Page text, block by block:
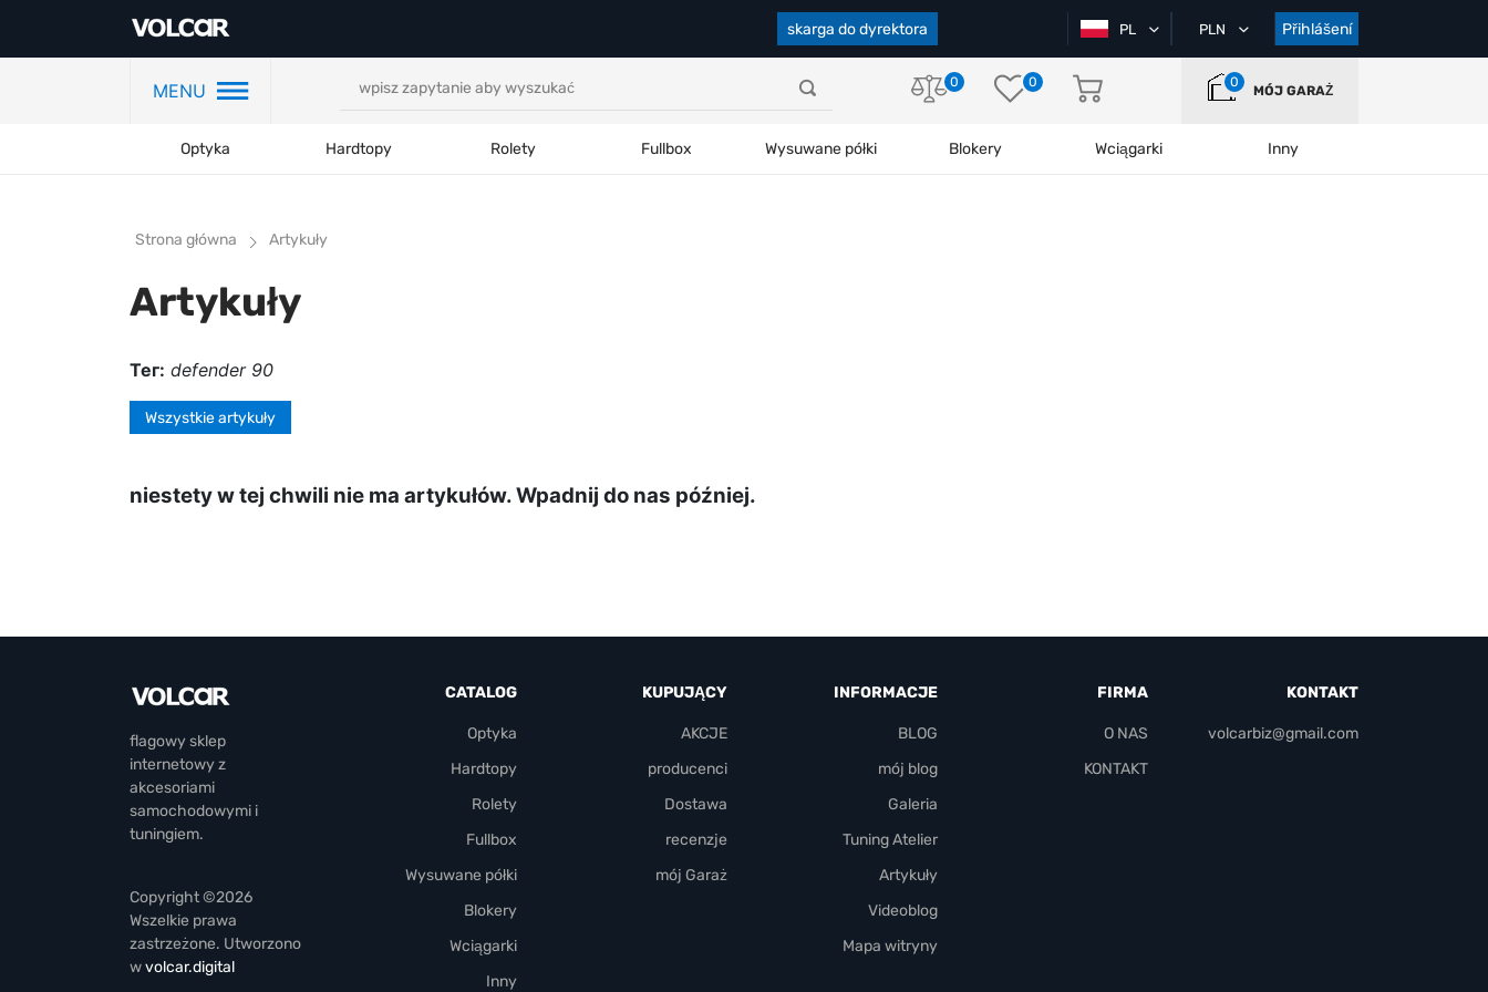
skarga do dyrektora PL PLN Přihlášení
MENU 0 0 0
MÓJ GARAŻ
Optyka Hardtopy Rolety Fullbox Wysuwane półki Blokery Wciągarki Inny
Strona główna Artykuły
Artykuły
Тег: defender 90
Wszystkie artykuły
niestety w tej chwili nie ma artykułów. Wpadnij do nas później.
flagowy sklep
internetowy z
akcesoriami
samochodowymi i
tuningiem.
Copyright ©2026
Wszelkie prawa
zastrzeżone. Utworzono
wvolcar.digital
CATALOG
Optyka
Hardtopy
Rolety
Fullbox
Wysuwane półki
Blokery
Wciągarki
Inny
KUPUJĄCY
AKCJE
producenci
Dostawa
recenzje
mój Garaż
INFORMACJE
BLOG
mój blog
Galeria
Tuning Atelier
Artykuły
Videoblog
Mapa witryny
FIRMA
O NAS
KONTAKT
KONTAKT
volcarbiz@gmail.com